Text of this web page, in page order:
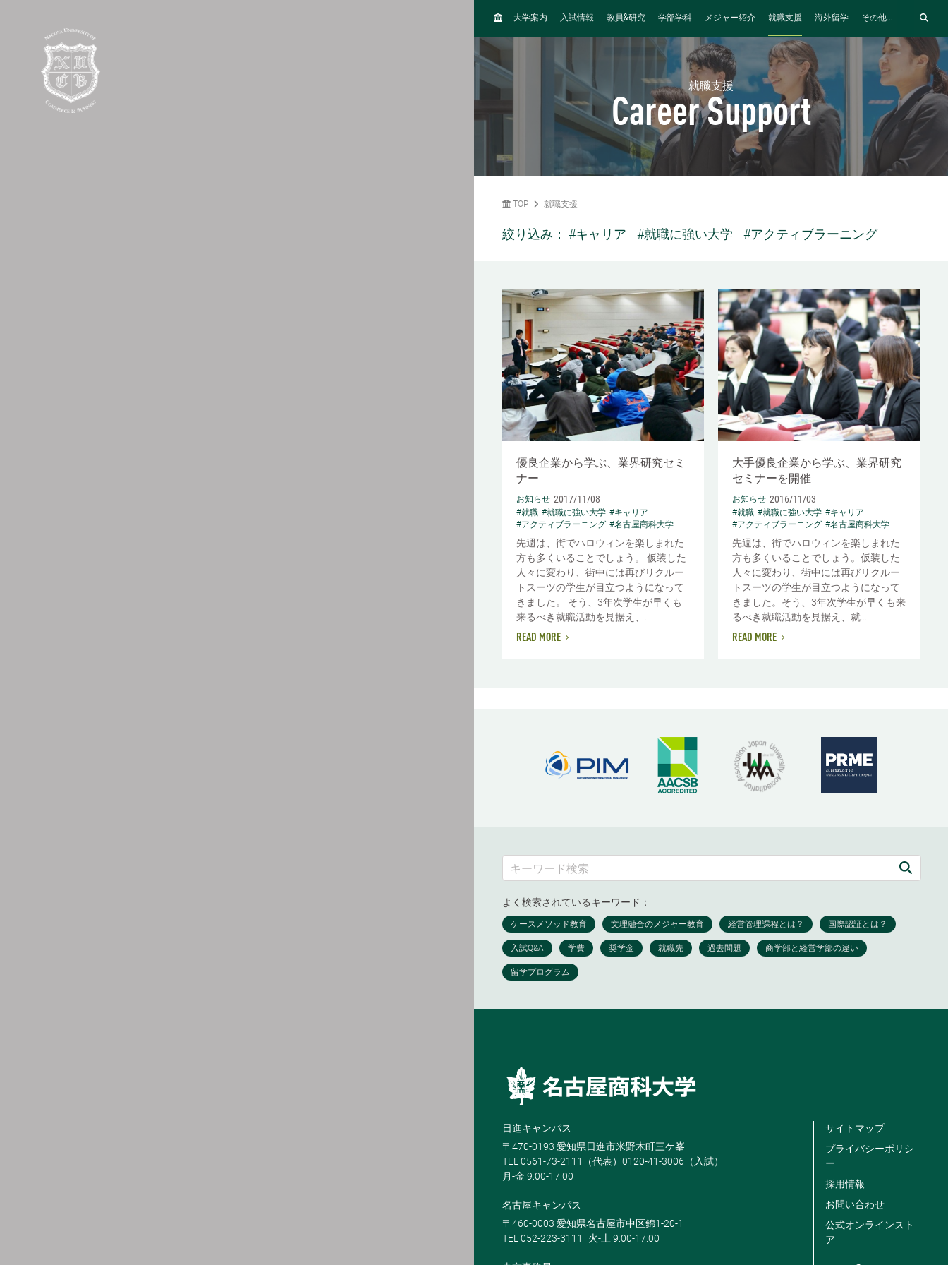
H
大学案内 入試情報 教員&研究 学部学科 メジャー紹介 就職支援 海外留学 その他...
就職支援
Career Support
TOP 就職支援
絞り込み： #キャリア #就職に強い大学 #アクティブラーニング
優良企業から学ぶ、業界研究セミ
ナー
お知らせ 2017/11/08
#就職 #就職に強い大学 #キャリア
#アクティブラーニング #名古屋商科大学
先週は、街でハロウィンを楽しまれた
方も多くいることでしょう。 仮装した
人々に変わり、街中には再びリクルー
トスーツの学生が目立つようになって
きました。 そう、3年次学生が早くも
来るべき就職活動を見据え、...
READ MORE
大手優良企業から学ぶ、業界研究
セミナーを開催
お知らせ 2016/11/03
#就職 #就職に強い大学 #キャリア
#アクティブラーニング #名古屋商科大学
先週は、街でハロウィンを楽しまれた
方も多くいることでしょう。仮装した
人々に変わり、街中には再びリクルー
トスーツの学生が目立つようになって
きました。そう、3年次学生が早くも来
るべき就職活動を見据え、就...
READ MORE
よく検索されているキーワード：
日進キャンパス
〒470-0193 愛知県日進市米野木町三ケ峯
TEL 0561-73-2111（代表）0120-41-3006（入試）
月-金 9:00-17:00
名古屋キャンパス
〒460-0003 愛知県名古屋市中区錦1-20-1
TEL 052-223-3111
火-土 9:00-17:00
サイトマップ
プライバシーポリシ
ー
採用情報
お問い合わせ
公式オンラインスト
ア